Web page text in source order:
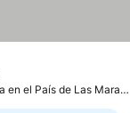
a 1.0 km de: Centro Alicia en el País de Las Maravillas